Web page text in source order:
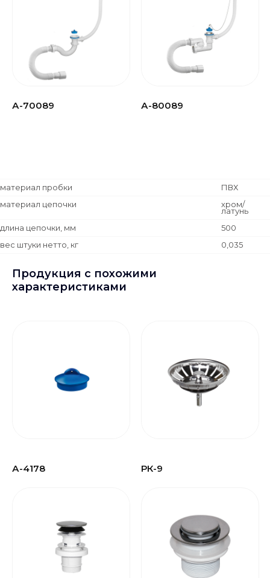
А-70089 А-80089
материал пробки
ПВХ
материал цепочки
хром/
латунь
длина цепочки, мм
500
вес штуки нетто, кг
0,035
Продукция с похожими
характеристиками
А-4178 РК-9